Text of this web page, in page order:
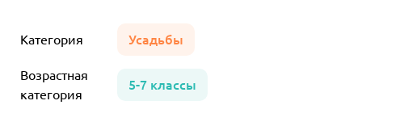
Категория Усадьбы
Возрастная
категория
5-7 классы